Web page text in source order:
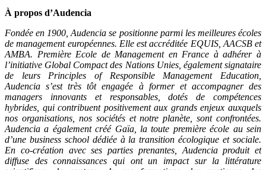
À propos d’Audencia
Fondée en 1900, Audencia se positionne parmi les meilleures écoles
de management européennes. Elle est accréditée EQUIS, AACSB et
AMBA. Première Ecole de Management en France à adhérer à
l’initiative Global Compact des Nations Unies, également signataire
de leurs Principles of Responsible Management Education,
Audencia s’est très tôt engagée à former et accompagner des
managers innovants et responsables, dotés de compétences
hybrides, qui contribuent positivement aux grands enjeux auxquels
nos organisations, nos sociétés et notre planète, sont confrontées.
Audencia a également créé Gaïa, la toute première école au sein
d’une business school dédiée à la transition écologique et sociale.
En co-création avec ses parties prenantes, Audencia produit et
diffuse des connaissances qui ont un impact sur la littérature